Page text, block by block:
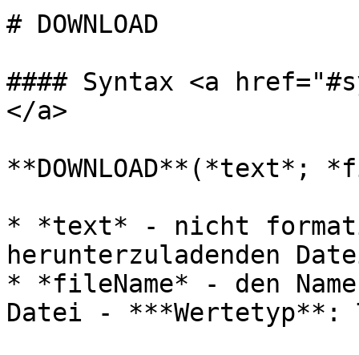
# DOWNLOAD
#### Syntax <a
</a>
**DOWNLOAD**(*text*;
* *text* - nicht
herunterzuladenden
* *fileName* - den
Datei - ***Wertetyp**: